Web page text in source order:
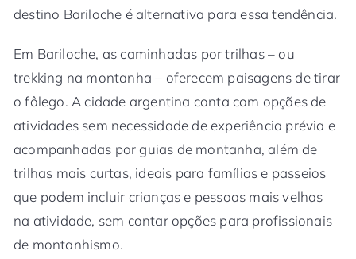
destino Bariloche é alternativa para essa tendência.
Em Bariloche, as caminhadas por trilhas – ou
trekking na montanha – oferecem paisagens de tirar
o fôlego. A cidade argentina conta com opções de
atividades sem necessidade de experiência prévia e
acompanhadas por guias de montanha, além de
trilhas mais curtas, ideais para famílias e passeios
que podem incluir crianças e pessoas mais velhas
na atividade, sem contar opções para profissionais
de montanhismo.